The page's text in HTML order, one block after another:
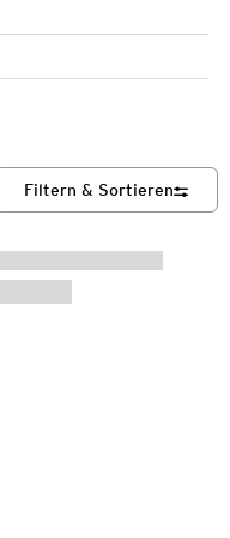
Filtern & Sortieren